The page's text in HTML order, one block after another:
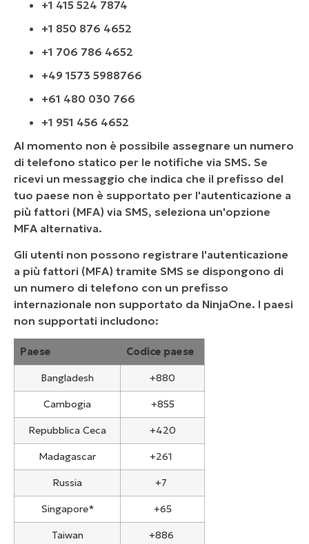
+1 415 524 7874
+1 850 876 4652
+1 706 786 4652
+49 1573 5988766
+61 480 030 766
+1 951 456 4652
Al momento non è possibile assegnare un numero
di telefono statico per le notifiche via SMS. Se
ricevi un messaggio che indica che il prefisso del
tuo paese non è supportato per l'autenticazione a
più fattori (MFA) via SMS, seleziona un'opzione
MFA alternativa.
Gli utenti non possono registrare l'autenticazione
a più fattori (MFA) tramite SMS se dispongono di
un numero di telefono con un prefisso
internazionale non supportato da NinjaOne. I paesi
non supportati includono:
Paese Codice paese
Bangladesh +880
Cambogia +855
Repubblica Ceca +420
Madagascar +261
Russia +7
Singapore* +65
Taiwan +886